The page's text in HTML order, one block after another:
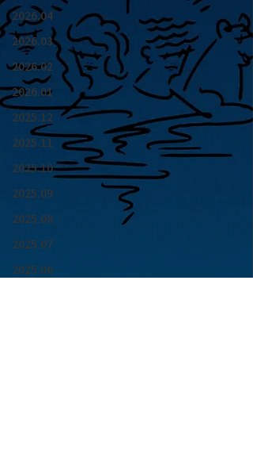
2026.04
2026.03
2026.02
2026.01
2025.12
2025.11
2025.10
2025.09
2025.08
2025.07
2025.06